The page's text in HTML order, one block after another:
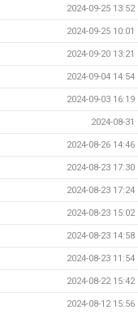
2024-09-25 13:52
2024-09-25 10:01
2024-09-20 13:21
2024-09-04 14:54
2024-09-03 16:19
2024-08-31
2024-08-26 14:46
2024-08-23 17:30
2024-08-23 17:24
2024-08-23 15:02
2024-08-23 14:58
2024-08-23 11:54
2024-08-22 15:42
2024-08-12 15:56